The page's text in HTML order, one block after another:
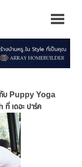
บ Puppy Yoga
เดอะ ปาร์ค